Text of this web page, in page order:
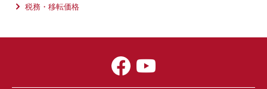
税務・移転価格